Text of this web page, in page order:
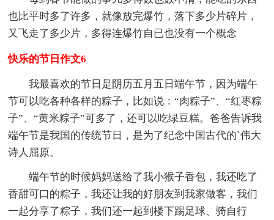
也比平时多了许多，就像放完爆竹，落下多少片碎片，
又飞走了多少片，多得连爆竹自已也没有一个概念
快乐的节日作文6
我最喜欢的节日是阴历五月五日端午节，因为端午
节可以吃各种各样的粽子，比如说：“肉粽子”、“红枣粽
子”、“黄米粽子”可多了，还可以吃绿豆糕。爸爸告诉我
端午节是我国的传统节日，是为了纪念中国古代的`伟大
诗人屈原。
端午节的时候妈妈送给了我小猴子香包，我还吃了
香甜可口的粽子，我还让我的好朋友到我家做客，我们
一起分享了粽子，我们还一起到楼下踢足球、骑自行